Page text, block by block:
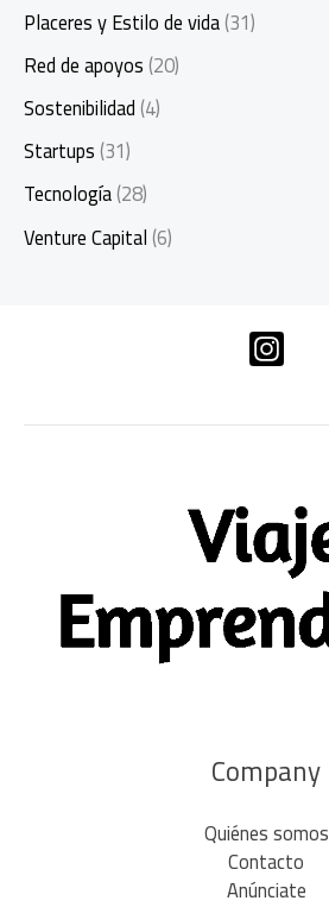
Placeres y Estilo de vida(31)
Red de apoyos(20)
Sostenibilidad(4)
Startups(31)
Tecnología(28)
Venture Capital(6)
Company
Quiénes somos
Contacto
Anúnciate